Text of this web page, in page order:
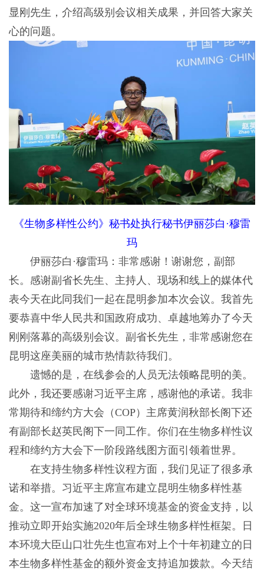
显刚先生，介绍高级别会议相关成果，并回答大家关
心的问题。
《生物多样性公约》秘书处执行秘书伊丽莎白·穆雷
玛
伊丽莎白·穆雷玛：非常感谢！谢谢您，副部
长。感谢副省长先生、主持人、现场和线上的媒体代
表今天在此同我们一起在昆明参加本次会议。我首先
要恭喜中华人民共和国政府成功、卓越地筹办了今天
刚刚落幕的高级别会议。副省长先生，非常感谢您在
昆明这座美丽的城市热情款待我们。
遗憾的是，在线参会的人员无法领略昆明的美。
此外，我还要感谢习近平主席，感谢他的承诺。我非
常期待和缔约方大会（COP）主席黄润秋部长阁下还
有副部长赵英民阁下一同工作。你们在生物多样性议
程和缔约方大会下一阶段路线图方面引领着世界。
在支持生物多样性议程方面，我们见证了很多承
诺和举措。习近平主席宣布建立昆明生物多样性基
金。这一宣布加速了对全球环境基金的资金支持，以
推动立即开始实施2020年后全球生物多样性框架。日
本环境大臣山口壮先生也宣布对上个十年初建立的日
本生物多样性基金的额外资金支持追加拨款。今天结